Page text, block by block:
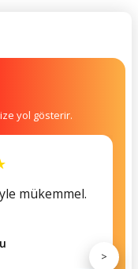
yol gösterir.
mükemmel.
>